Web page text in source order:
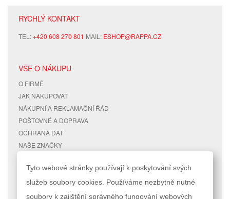
RYCHLÝ KONTAKT
TEL:+420 608 270 801 MAIL: ESHOP@RAPPA.CZ
VŠE O NÁKUPU
O FIRMĚ
JAK NAKUPOVAT
NÁKUPNÍ A REKLAMAČNÍ ŘÁD
POŠTOVNÉ A DOPRAVA
OCHRANA DAT
NAŠE ZNAČKY
RYCHLÉ ODKAZY ÚČET
Tyto webové stránky používají k poskytování svých
služeb soubory cookies. Používáme nezbytně nutné
soubory k zajištění správného fungování webových